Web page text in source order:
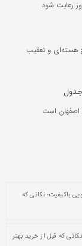
رعایت شود
هسته‌ای و تعقیب
اصفهان است
باکیفیت؛ نکاتی که
که قبل از خرید بهتر